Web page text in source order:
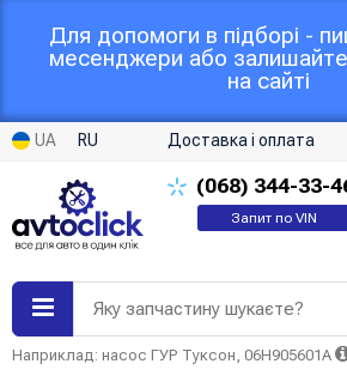
Для допомоги в підборі -
месенджери або
на сайті
UA RU Доставка і оплата
(068) 344-33-
Запит по VIN
Яку запчастину шукаєте?
Наприклад: насос ГУР Туксон, 06H905601A